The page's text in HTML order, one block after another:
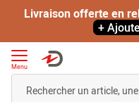
Livraison offerte en
+
Menu